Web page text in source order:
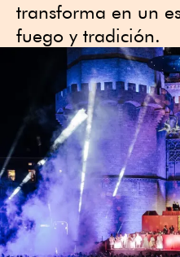
transforma en un
fuego y tradición.